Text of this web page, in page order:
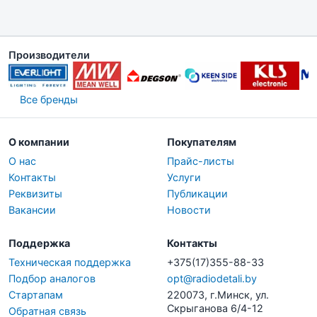
Производители
Все бренды
О компании
О нас
Контакты
Реквизиты
Вакансии
Покупателям
Прайс-листы
Услуги
Публикации
Новости
Поддержка
Техническая поддержка
Подбор аналогов
Стартапам
Обратная связь
Контакты
+375(17)355-88-33
opt@radiodetali.by
220073, г.Минск, ул.
Скрыганова 6/4-12